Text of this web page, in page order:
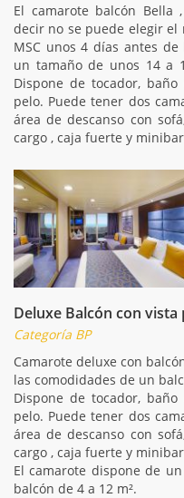
El camarote balcón Bella
decir no se puede elegir el
MSC unos 4 días antes
un tamaño de unos 14 a
Dispone de tocador,
pelo. Puede tener dos
área de descanso con
cargo , caja fuerte y
Deluxe Balcón con vista
Categoría BP
Camarote deluxe con
las comodidades de un
Dispone de tocador,
pelo. Puede tener dos
área de descanso con
cargo , caja fuerte y
El camarote dispone de
balcón de 4 a 12 m².